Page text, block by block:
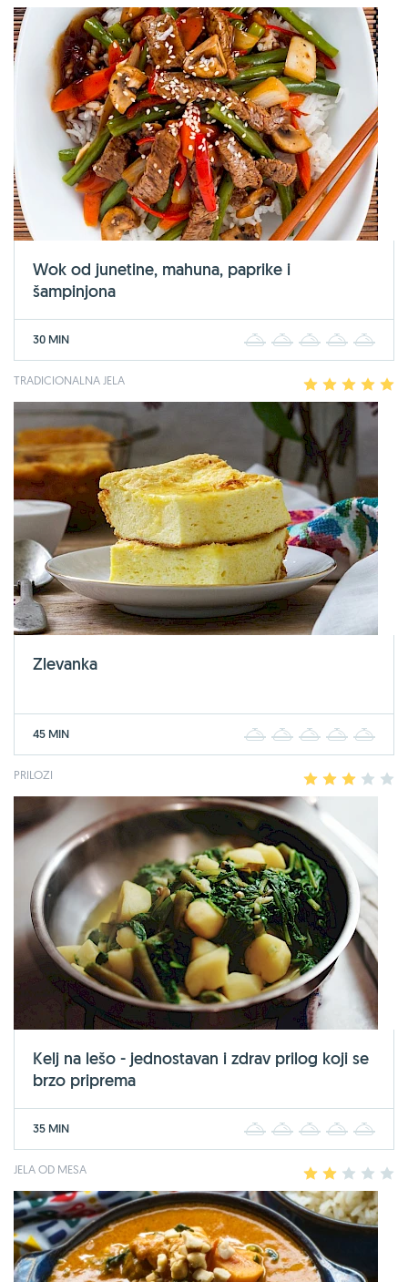
Wok od junetine, mahuna, paprike i
šampinjona
30 MIN 2 3 4
TRADICIONALNA JELA 2 3 4
Zlevanka
45 MIN 2 3 4
PRILOZI 2 3 4
Kelj na lešo - jednostavan i zdrav prilog koji se
brzo priprema
35 MIN 2 3 4
JELA OD MESA 2 3 4